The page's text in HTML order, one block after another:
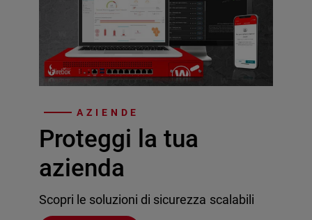
AZIENDE
Proteggi la tua
azienda
Scopri le soluzioni di sicurezza scalabili